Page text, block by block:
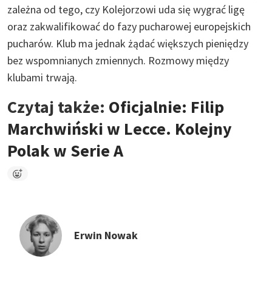
zależna od tego, czy Kolejorzowi uda się wygrać ligę
oraz zakwalifikować do fazy pucharowej europejskich
pucharów. Klub ma jednak żądać większych pieniędzy
bez wspomnianych zmiennych. Rozmowy między
klubami trwają.
Czytaj także: Oficjalnie: Filip
Marchwiński w Lecce. Kolejny
Polak w Serie A
Erwin Nowak